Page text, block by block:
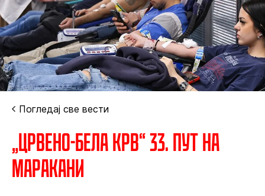
Погледај све вести
„Црвено-бела крв“ 33. пут на
Маракани